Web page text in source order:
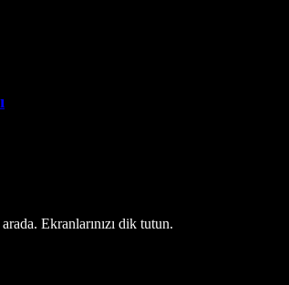
Ekranlarınızı dik tutun.